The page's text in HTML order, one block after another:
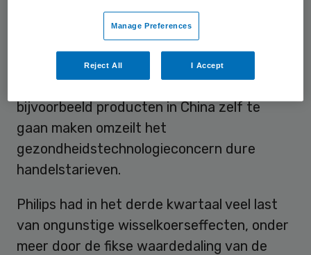
voorraadkwesties.
Philips gaat waarschijnlijk meer lokaal
produceren om tegenwicht te bieden aan
bijvoorbeeld producten in China zelf te
gaan maken omzeilt het
gezondheidstechnologieconcern dure
handelstarieven.
Philips had in het derde kwartaal veel last
van ongunstige wisselkoerseffecten, onder
meer door de fikse waardedaling van de
Manage Preferences
Reject All I Accept